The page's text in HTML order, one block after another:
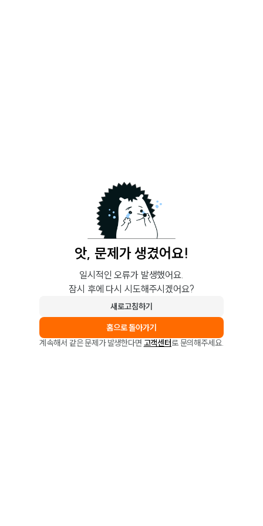
앗, 문제가 생겼어요!
일시적인 오류가 발생했어요.
잠시 후에 다시 시도해주시겠어요?
새로고침하기
홈으로 돌아가기
계속해서 같은 문제가 발생한다면 고객센터로 문의해주세요.